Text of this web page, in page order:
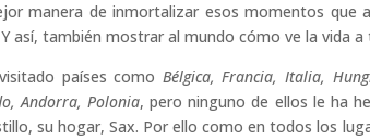
manera de inmortalizar esos momentos que
así, también mostrar al mundo cómo ve la vida a
países como Bélgica, Francia, Italia,
Andorra, Polonia, pero ninguno de ellos le ha
su hogar, Sax. Por ello como en todos los